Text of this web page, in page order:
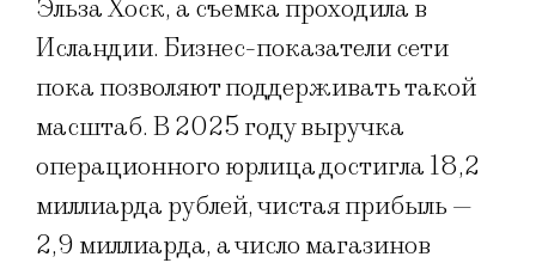
Эльза Хоск, а съемка проходила в
Исландии. Бизнес-показатели сети
пока позволяют поддерживать такой
масштаб. В 2025 году выручка
операционного юрлица достигла 18,2
миллиарда рублей, чистая прибыль —
2,9 миллиарда, а число магазинов